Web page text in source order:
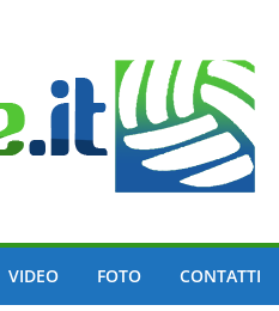
VIDEO FOTO CONTATTI